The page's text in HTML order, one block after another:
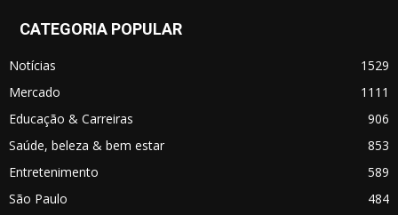
CATEGORIA POPULAR
Notícias
1529
Mercado
1111
Educação & Carreiras
906
Saúde, beleza & bem estar
853
Entretenimento
589
São Paulo
484